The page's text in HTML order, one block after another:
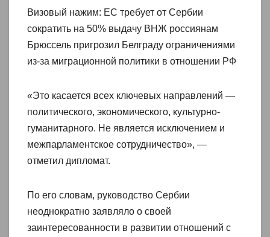
Визовый нажим: ЕС требует от Сербии
сократить на 50% выдачу ВНЖ россиянам
Брюссель пригрозил Белграду ограничениями
из-за миграционной политики в отношении РФ
«Это касается всех ключевых направлений —
политического, экономического, культурно-
гуманитарного. Не является исключением и
межпарламентское сотрудничество», —
отметил дипломат.
По его словам, руководство Сербии
неоднократно заявляло о своей
заинтересованности в развитии отношений с